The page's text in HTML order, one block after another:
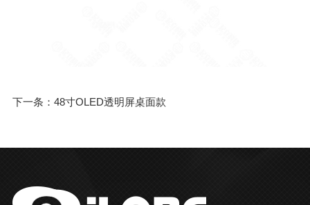
下一条：48寸OLED透明屏桌面款